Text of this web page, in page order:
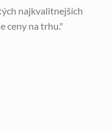
najkvalitnejších
ceny na trhu."